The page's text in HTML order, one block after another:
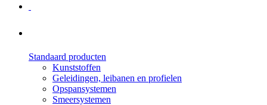
Standaard producten
Kunststoffen
Geleidingen, leibanen en profielen
Opspansystemen
Smeersystemen